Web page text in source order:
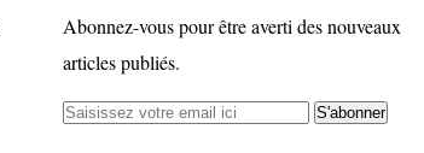
Abonnez-vous pour être averti des nouveaux
articles publiés.